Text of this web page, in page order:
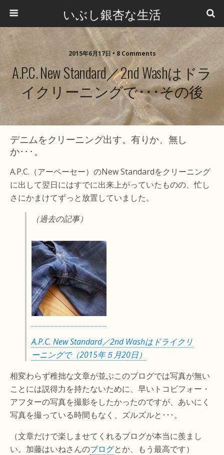
いぶし銀杏な生活
2015年6月17日 • 8 Comments
A.P.C. New Standard／2nd Washはドラ
イクリーニングで･･･その後
デニムをクリーニング出す。有りか、無し
か･･･。
A.P.C.（アーペーセー）のNew Standardをクリーニング
に出して翌日にはすでに出来上がっていたものの、忙し
さにかまけてずっと放置していました。
（過去の記事）
A.P.C. New Standard／2nd Washはドライクリ
ーニングで（2015年５月20日）
相変わらず稚拙な文章が並ぶこのブログでは写真が無い
ことには説得力を持たないために、早いトコビフォー・
アフターの写真を撮影をしたかったのですが、あいにく
写真を撮っている時間もなく、ズルズルと･･･。
（文章だけで楽しませてくれるブログが本当に羨まし
い。加藤はいねさんのブログとか、もう最高です）